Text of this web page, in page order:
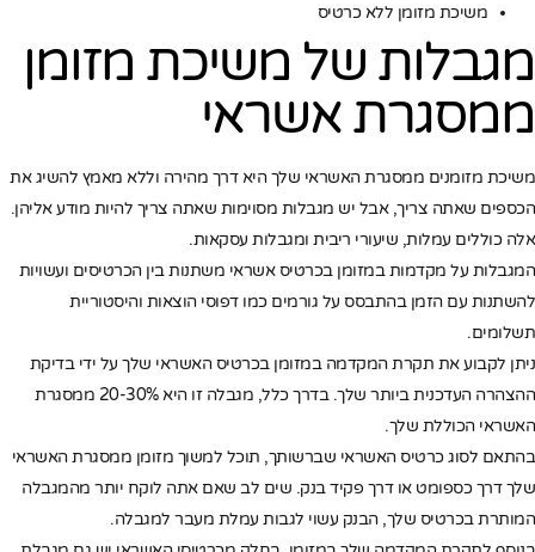
משיכת מזומן ללא כרטיס
מגבלות של משיכת מזומן
ממסגרת אשראי
משיכת מזומנים ממסגרת האשראי שלך היא דרך מהירה וללא מאמץ להשיג את
הכספים שאתה צריך, אבל יש מגבלות מסוימות שאתה צריך להיות מודע אליהן.
אלה כוללים עמלות, שיעורי ריבית ומגבלות עסקאות.
המגבלות על מקדמות במזומן בכרטיס אשראי משתנות בין הכרטיסים ועשויות
להשתנות עם הזמן בהתבסס על גורמים כמו דפוסי הוצאות והיסטוריית
תשלומים.
ניתן לקבוע את תקרת המקדמה במזומן בכרטיס האשראי שלך על ידי בדיקת
ההצהרה העדכנית ביותר שלך. בדרך כלל, מגבלה זו היא 20-30% ממסגרת
האשראי הכוללת שלך.
בהתאם לסוג כרטיס האשראי שברשותך, תוכל למשוך מזומן ממסגרת האשראי
שלך דרך כספומט או דרך פקיד בנק. שים לב שאם אתה לוקח יותר מהמגבלה
המותרת בכרטיס שלך, הבנק עשוי לגבות עמלת מעבר למגבלה.